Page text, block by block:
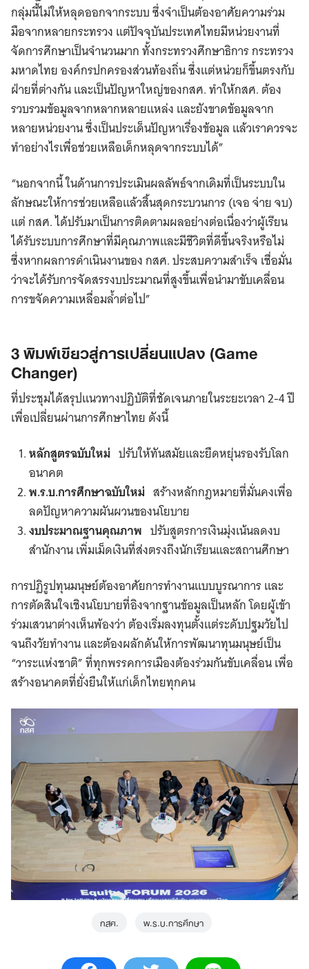
กลุ่มนี้ไม่ให้หลุดออกจากระบบ ซึ่งจำเป็นต้องอาศัยความร่วม
มือจากหลายกระทรวง แต่ปัจจุบันประเทศไทยมีหน่วยงานที่
จัดการศึกษาเป็นจำนวนมาก ทั้งกระทรวงศึกษาธิการ กระทรวง
มหาดไทย องค์กรปกครองส่วนท้องถิ่น ซึ่งแต่หน่วยก็ขึ้นตรงกับ
ฝ่ายที่ต่างกัน และเป็นปัญหาใหญ่ของกสศ. ทำให้กสศ. ต้อง
รวบรวมข้อมูลจากหลากหลายแหล่ง และยังขาดข้อมูลจาก
หลายหน่วยงาน ซึ่งเป็นประเด็นปัญหาเรื่องข้อมูล แล้วเราควรจะ
ทำอย่างไรเพื่อช่วยเหลือเด็กหลุดจากระบบได้”
“นอกจากนี้ ในด้านการประเมินผลลัพธ์จากเดิมที่เป็นระบบใน
ลักษณะให้การช่วยเหลือแล้วสิ้นสุดกระบวนการ (เจอ จ่าย จบ)
แต่ กสศ. ได้ปรับมาเป็นการติดตามผลอย่างต่อเนื่องว่าผู้เรียน
ได้รับระบบการศึกษาที่มีคุณภาพและมีชีวิตที่ดีขึ้นจริงหรือไม่
ซึ่งหากผลการดำเนินงานของ กสศ. ประสบความสำเร็จ เชื่อมั่น
ว่าจะได้รับการจัดสรรงบประมาณที่สูงขึ้นเพื่อนำมาขับเคลื่อน
การขจัดความเหลื่อมล้ำต่อไป”
3 พิมพ์เขียวสู่การเปลี่ยนแปลง (Game
Changer)
ที่ประชุมได้สรุปแนวทางปฏิบัติที่ชัดเจนภายในระยะเวลา 2-4 ปี
เพื่อเปลี่ยนผ่านการศึกษาไทย ดังนี้
หลักสูตรฉบับใหม่ ปรับให้ทันสมัยและยืดหยุ่นรองรับโลก
อนาคต
พ.ร.บ.การศึกษาฉบับใหม่ สร้างหลักกฎหมายที่มั่นคงเพื่อ
ลดปัญหาความผันผวนของนโยบาย
งบประมาณฐานคุณภาพ ปรับสูตรการเงินมุ่งเน้นลดงบ
สำนักงาน เพิ่มเม็ดเงินที่ส่งตรงถึงนักเรียนและสถานศึกษา
การปฏิรูปทุนมนุษย์ต้องอาศัยการทำงานแบบบูรณาการ และ
การตัดสินใจเชิงนโยบายที่อิงจากฐานข้อมูลเป็นหลัก โดยผู้เข้า
ร่วมเสวนาต่างเห็นพ้องว่า ต้องเริ่มลงทุนตั้งแต่ระดับปฐมวัยไป
จนถึงวัยทำงาน และต้องผลักดันให้การพัฒนาทุนมนุษย์เป็น
“วาระแห่งชาติ” ที่ทุกพรรคการเมืองต้องร่วมกันขับเคลื่อน เพื่อ
สร้างอนาคตที่ยั่งยืนให้แก่เด็กไทยทุกคน
กสศ. พ.ร.บ.การศึกษา